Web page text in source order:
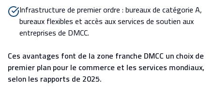
Infrastructure de premier ordre : bureaux de catégorie A,
bureaux flexibles et accès aux services de soutien aux
entreprises de DMCC.
Ces avantages font de la zone franche DMCC un choix de
premier plan pour le commerce et les services mondiaux,
selon les rapports de 2025.